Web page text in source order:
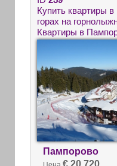
Купить квартиры в
горах на
Квартиры в
Недвижимость
Пампорово